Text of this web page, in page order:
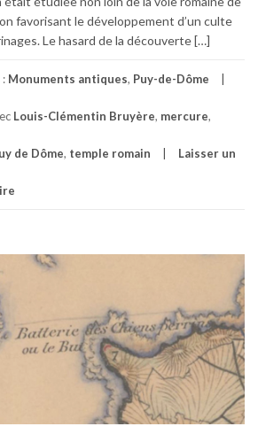
favorisant le développement d’un culte
Le hasard de la découverte […]
: Monuments antiques, Puy-de-Dôme
Louis-Clémentin Bruyère, mercure,
de Dôme, temple romain Laisser un